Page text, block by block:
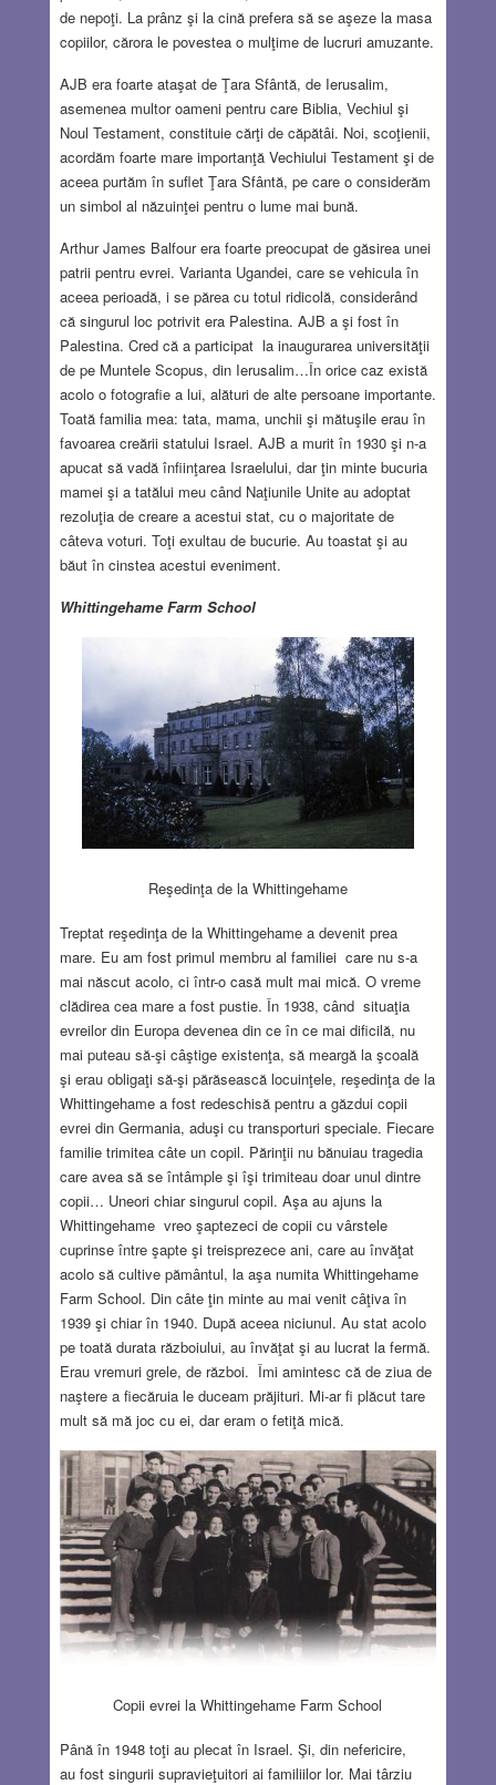
de nepoţi. La prânz şi la cină prefera să se aşeze la masa
copiilor, cărora le povestea o mulţime de lucruri amuzante.
AJB era foarte ataşat de Ţara Sfântă, de Ierusalim,
asemenea multor oameni pentru care Biblia, Vechiul şi
Noul Testament, constituie cărţi de căpătâi. Noi, scoţienii,
acordăm foarte mare importanţă Vechiului Testament şi de
aceea purtăm în suflet Ţara Sfântă, pe care o considerăm
un simbol al năzuinţei pentru o lume mai bună.
Arthur James Balfour era foarte preocupat de găsirea unei
patrii pentru evrei. Varianta Ugandei, care se vehicula în
aceea perioadă, i se părea cu totul ridicolă, considerând
că singurul loc potrivit era Palestina. AJB a şi fost în
Palestina. Cred că a participat la inaugurarea universităţii
de pe Muntele Scopus, din Ierusalim…În orice caz există
acolo o fotografie a lui, alături de alte persoane importante.
Toată familia mea: tata, mama, unchii şi mătuşile erau în
favoarea creării statului Israel. AJB a murit în 1930 şi n-a
apucat să vadă înfiinţarea Israelului, dar ţin minte bucuria
mamei şi a tatălui meu când Naţiunile Unite au adoptat
rezoluţia de creare a acestui stat, cu o majoritate de
câteva voturi. Toţi exultau de bucurie. Au toastat şi au
băut în cinstea acestui eveniment.
Whittingehame Farm School
Reşedinţa de la Whittingehame
Treptat reşedinţa de la Whittingehame a devenit prea
mare. Eu am fost primul membru al familiei care nu s-a
mai născut acolo, ci într-o casă mult mai mică. O vreme
clădirea cea mare a fost pustie. În 1938, când situaţia
evreilor din Europa devenea din ce în ce mai dificilă, nu
mai puteau să-şi câştige existenţa, să meargă la şcoală
şi erau obligaţi să-şi părăsească locuinţele, reşedinţa de la
Whittingehame a fost redeschisă pentru a găzdui copii
evrei din Germania, aduşi cu transporturi speciale. Fiecare
familie trimitea câte un copil. Părinţii nu bănuiau tragedia
care avea să se întâmple şi îşi trimiteau doar unul dintre
copii… Uneori chiar singurul copil. Aşa au ajuns la
Whittingehame vreo şaptezeci de copii cu vârstele
cuprinse între şapte şi treisprezece ani, care au învăţat
acolo să cultive pământul, la aşa numita Whittingehame
Farm School. Din câte ţin minte au mai venit câţiva în
1939 şi chiar în 1940. După aceea niciunul. Au stat acolo
pe toată durata războiului, au învăţat şi au lucrat la fermă.
Erau vremuri grele, de război. Îmi amintesc că de ziua de
naştere a fiecăruia le duceam prăjituri. Mi-ar fi plăcut tare
mult să mă joc cu ei, dar eram o fetiţă mică.
Copii evrei la Whittingehame Farm School
Până în 1948 toţi au plecat în Israel. Şi, din nefericire,
au fost singurii supravieţuitori ai familiilor lor. Mai târziu